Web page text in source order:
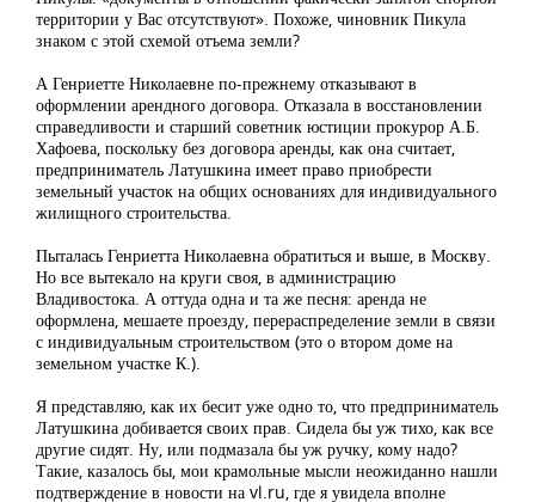
территории у Вас отсутствуют». Похоже, чиновник Пикула
знаком с этой схемой отъема земли?
А Генриетте Николаевне по-прежнему отказывают в
оформлении арендного договора. Отказала в восстановлении
справедливости и старший советник юстиции прокурор А.Б.
Хафоева, поскольку без договора аренды, как она считает,
предприниматель Латушкина имеет право приобрести
земельный участок на общих основаниях для индивидуального
жилищного строительства.
Пыталась Генриетта Николаевна обратиться и выше, в Москву.
Но все вытекало на круги своя, в администрацию
Владивостока. А оттуда одна и та же песня: аренда не
оформлена, мешаете проезду, перераспределение земли в связи
с индивидуальным строительством (это о втором доме на
земельном участке К.).
Я представляю, как их бесит уже одно то, что предприниматель
Латушкина добивается своих прав. Сидела бы уж тихо, как все
другие сидят. Ну, или подмазала бы уж ручку, кому надо?
Такие, казалось бы, мои крамольные мысли неожиданно нашли
подтверждение в новости на vl.ru, где я увидела вполне